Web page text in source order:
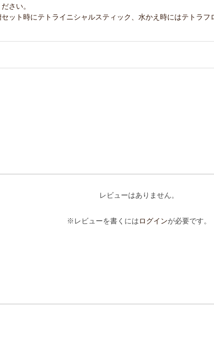
さい。
ット時にテトライニシャルスティック、水かえ時にはテトラフ
レビューはありません。
※レビューを書くにはログインが必要です。